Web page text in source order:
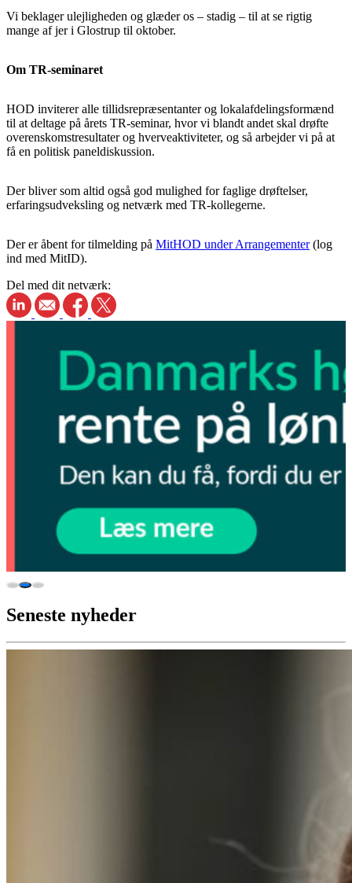
Vi beklager ulejligheden og glæder os – stadig – til at se rigtig
mange af jer i Glostrup til oktober.
Om TR-seminaret
HOD inviterer alle tillidsrepræsentanter og lokalafdelingsformænd
til at deltage på årets TR-seminar, hvor vi blandt andet skal drøfte
overenskomstresultater og hverveaktiviteter, og så arbejder vi på at
få en politisk paneldiskussion.
Der bliver som altid også god mulighed for faglige drøftelser,
erfaringsudveksling og netværk med TR-kollegerne.
Der er åbent for tilmelding på MitHOD under Arrangementer(log
ind med MitID).
Del med dit netværk:
Seneste nyheder